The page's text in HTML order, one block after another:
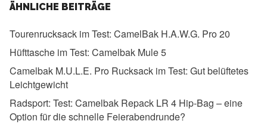
ÄHNLICHE BEITRÄGE
Tourenrucksack im Test: CamelBak H.A.W.G. Pro 20
Hüfttasche im Test: Camelbak Mule 5
Camelbak M.U.L.E. Pro Rucksack im Test: Gut belüftetes
Leichtgewicht
Radsport: Test: Camelbak Repack LR 4 Hip-Bag – eine
Option für die schnelle Feierabendrunde?